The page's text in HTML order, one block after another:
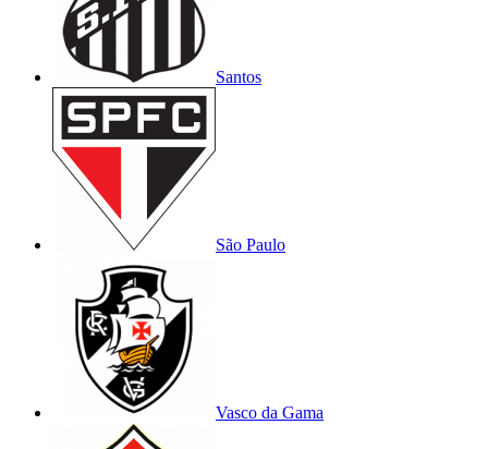
Santos
São Paulo
Vasco da Gama